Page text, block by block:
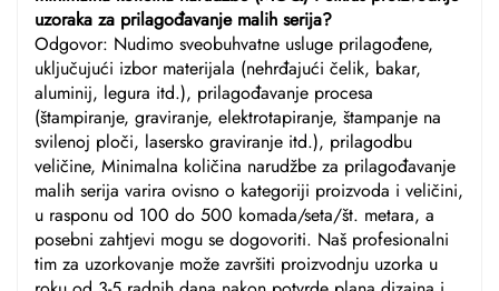
uzoraka za prilagođavanje malih serija?
Odgovor: Nudimo sveobuhvatne usluge prilagođene,
uključujući izbor materijala (nehrđajući čelik, bakar,
aluminij, legura itd.), prilagođavanje procesa
(štampiranje, graviranje, elektrotapiranje, štampanje na
svilenoj ploči, lasersko graviranje itd.), prilagodbu
veličine, Minimalna količina narudžbe za prilagođavanje
malih serija varira ovisno o kategoriji proizvoda i veličini,
u rasponu od 100 do 500 komada/seta/št. metara, a
posebni zahtjevi mogu se dogovoriti. Naš profesionalni
tim za uzorkovanje može završiti proizvodnju uzorka u